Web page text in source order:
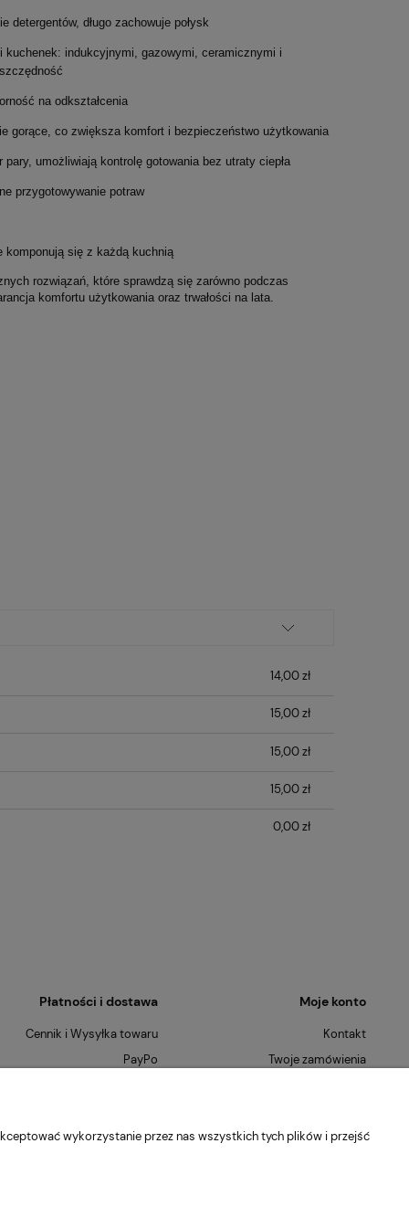
detergentów, długo zachowuje połysk
kuchenek: indukcyjnymi, gazowymi, ceramicznymi i
na odkształcenia
gorące, co zwiększa komfort i bezpieczeństwo użytkowania
umożliwiają kontrolę gotowania bez utraty ciepła
przygotowywanie potraw
komponują się z każdą kuchnią
rozwiązań, które sprawdzą się zarówno podczas
komfortu użytkowania oraz trwałości na lata.
14,00 zł
15,00 zł
15,00 zł
15,00 zł
0,00 zł
Płatności i dostawa
Cennik i Wysyłka towaru
PayPo
Moje konto
Kontakt
Twoje zamówienia
O nas
wykorzystanie przez nas wszystkich tych plików i przejść